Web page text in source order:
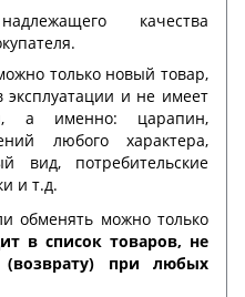
качества
только новый товар,
эксплуатации и не имеет
а именно: царапин,
любого характера,
вид, потребительские
и т.д.
обменять можно только
в список товаров, не
при любых